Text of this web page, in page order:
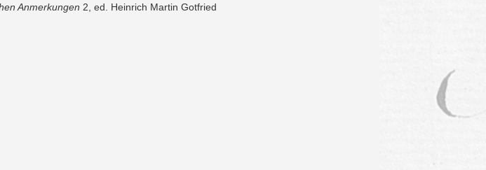
Anmerkungen 2, ed. Heinrich Martin Gotfried